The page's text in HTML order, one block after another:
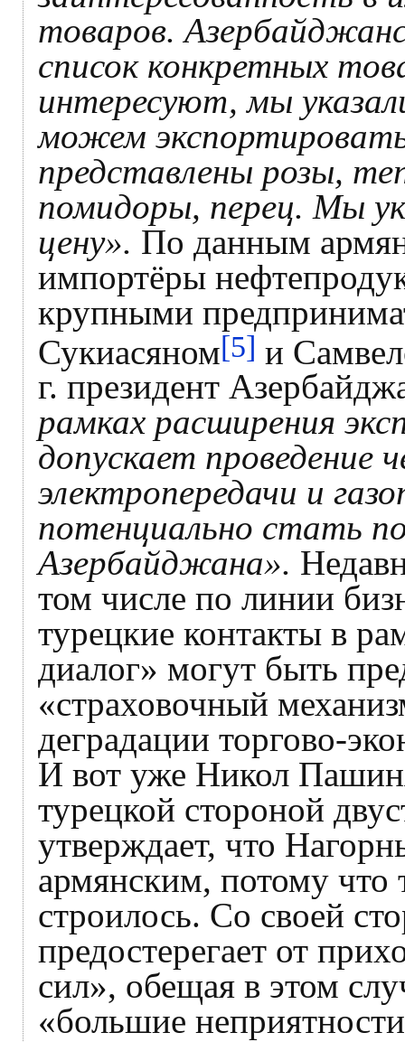
товаров.
список конкретных
интересуют, мы
можем
представлены розы,
помидоры, перец. Мы
цену». По данным
импортёры
крупными
Сукиасяном[5] и
г. президент
рамках расширения
допускает проведение
электропередачи и
потенциально стать
Азербайджана».
том числе по линии
турецкие контакты в
диалог» могут быть
«страховочный
деградации торгово-
И вот уже Никол
турецкой стороной
утверждает, что
армянским, потому что
строилось. Со своей
предостерегает от
сил», обещая в этом
«большие